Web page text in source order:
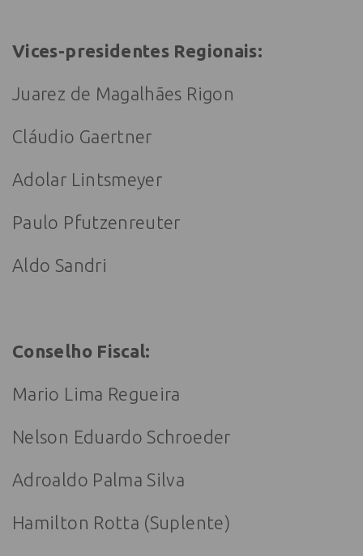
Vices-presidentes Regionais:
Juarez de Magalhães Rigon
Cláudio Gaertner
Adolar Lintsmeyer
Paulo Pfutzenreuter
Aldo Sandri
Conselho Fiscal:
Mario Lima Regueira
Nelson Eduardo Schroeder
Adroaldo Palma Silva
Hamilton Rotta (Suplente)